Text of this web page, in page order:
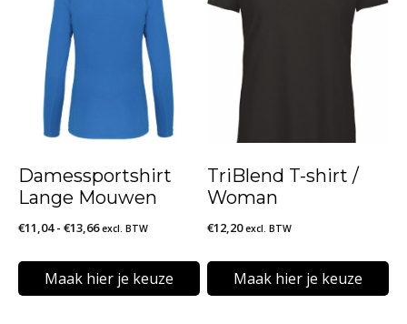
heeft
meerdere
variaties.
Deze
optie
gekozen
heeft
meerdere
variaties.
Deze
optie
gekozen
Damessportshirt
Lange Mouwen
€11,04 - €13,66Prijsklasse:
tot
€13,66
excl. BTW
Maak hier je keuze
TriBlend T-shirt /
Woman
€12,20 excl. BTW
Maak hier je keuze